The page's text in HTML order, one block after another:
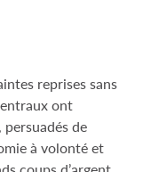
reprises sans
ont
de
à volonté et